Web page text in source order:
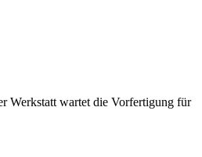
Werkstatt wartet die Vorfertigung für